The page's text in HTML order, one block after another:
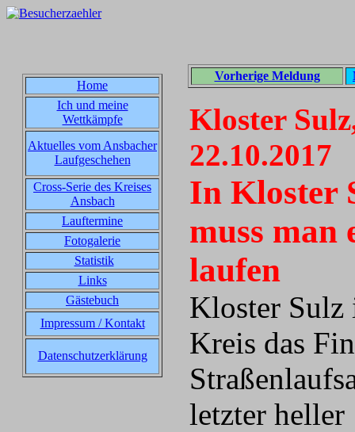
Home
Ich und meine
Wettkämpfe
Aktuelles vom Ansbacher
Laufgeschehen
Cross-Serie des Kreises
Ansbach
Lauftermine
Fotogalerie
Statistik
Links
Gästebuch
Impressum / Kontakt
Datenschutzerklärung
Vorherige Meldung
Kloster
22.10.2017
In Kloster
muss man
laufen
Kloster Sulz
Kreis das
letzter heller